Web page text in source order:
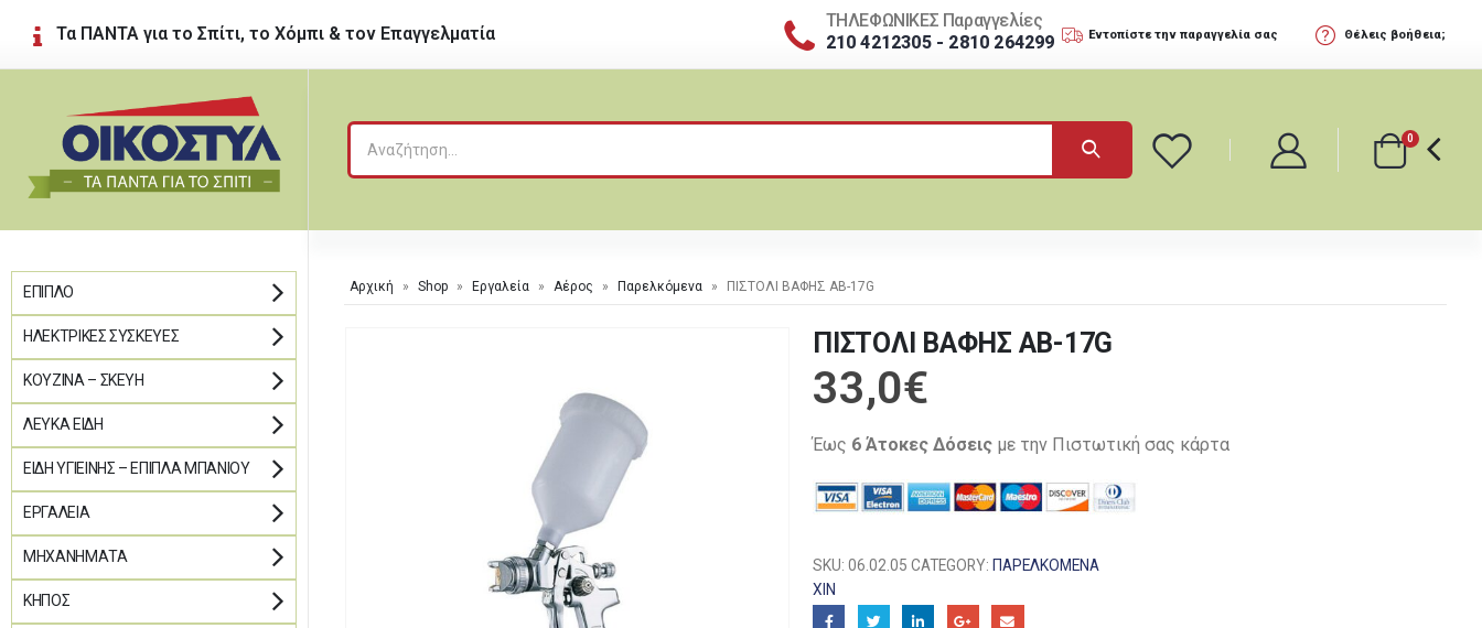
Τα ΠΑΝΤΑ για το Σπίτι, το Χόμπι & τον Επαγγελματία
ΤΗΛΕΦΩΝΙΚΕΣ Παραγγελίες
210 4212305 - 2810 264299
Εντοπίστε την παραγγελία σας Θέλεις βοήθεια;
0
Αρχική » Shop » Εργαλεία » Αέρος » Παρελκόμενα » ΠΙΣΤΟΛΙ ΒΑΦΗΣ AB-17G
ΠΙΣΤΟΛΙ ΒΑΦΗΣ AB-17G
33,0€
Έως 6 Άτοκες Δόσεις με την Πιστωτική σας κάρτα
SKU: 06.02.05 CATEGORY: ΠΑΡΕΛΚΌΜΕΝΑ
ΧΙΝ
ΈΠΙΠΛΟ
ΗΛΕΚΤΡΙΚΈΣ ΣΥΣΚΕΥΈΣ
ΚΟΥΖΊΝΑ – ΣΚΕΎΗ
ΛΕΥΚΆ ΕΊΔΗ
ΕΊΔΗ ΥΓΙΕΙΝΉΣ – ΈΠΙΠΛΑ ΜΠΆΝΙΟΥ
ΕΡΓΑΛΕΊΑ
ΜΗΧΑΝΉΜΑΤΑ
ΚΉΠΟΣ